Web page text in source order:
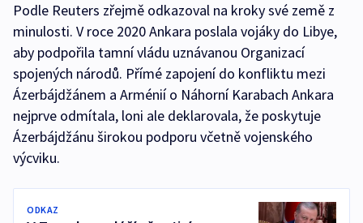
Podle Reuters zřejmě odkazoval na kroky své země z
minulosti. V roce 2020 Ankara poslala vojáky do Libye,
aby podpořila tamní vládu uznávanou Organizací
spojených národů. Přímé zapojení do konfliktu mezi
Ázerbájdžánem a Arménií o Náhorní Karabach Ankara
nejprve odmítala, loni ale deklarovala, že poskytuje
Ázerbájdžánu širokou podporu včetně vojenského
výcviku.
ODKAZ